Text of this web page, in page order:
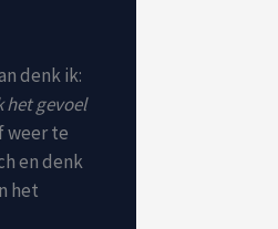
denk ik:
het gevoel
weer te
en denk
het